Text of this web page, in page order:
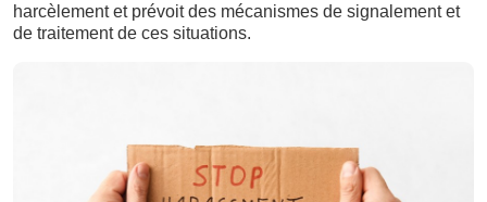
harcèlement et prévoit des mécanismes de signalement et
de traitement de ces situations.